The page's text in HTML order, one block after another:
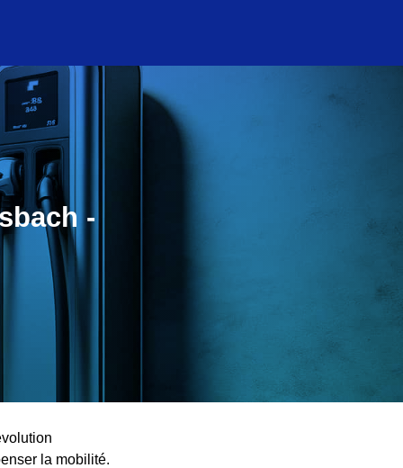
-
la mobilité.